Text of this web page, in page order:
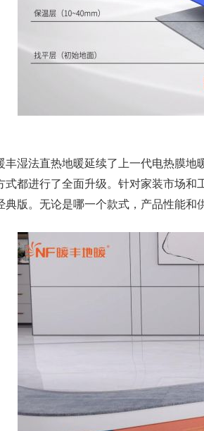
法直热地暖延续了上一代电热膜地
式都进行了全面升级。针对家装市场
典版。无论是哪一个款式，产品性能和